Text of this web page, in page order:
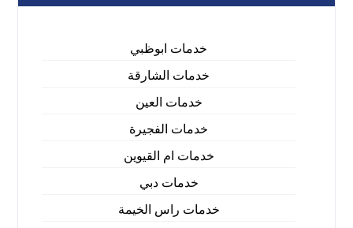
خدمات ابوظبي
خدمات الشارقة
خدمات العين
خدمات الفجيرة
خدمات ام القيوين
خدمات دبي
خدمات راس الخيمة